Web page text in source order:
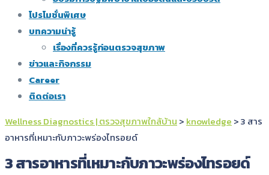
โปรโมชั่นพิเศษ
บทความน่ารู้
เรื่องที่ควรรู้ก่อนตรวจสุขภาพ
ข่าวและกิจกรรม
Career
ติดต่อเรา
Wellness Diagnostics | ตรวจสุขภาพใกล้บ้าน > knowledge >3 สาร
อาหารที่เหมาะกับภาวะพร่องไทรอยด์
3 สารอาหารที่เหมาะกับภาวะพร่องไทรอยด์